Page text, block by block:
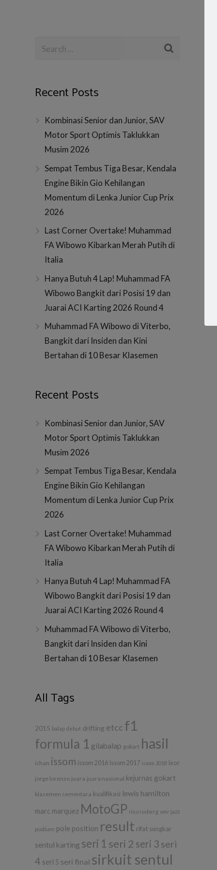
Recent Posts
Kombinasi Senior dan Junior, SAV
Motor Sport Optimis Taklukkan
Musim 2026
Sempat Tembus Tiga Besar, Kendala
Engine Bikin Gio Kehilangan
Momentum di Lenka Junior Cup Prix
2026
Last Corner Overtake! Muhammad
FA Wibowo Kibarkan Merah Putih di
Italia
Hanya Butuh 4 Lap! Muhammad FA
Wibowo Bangkit dari Posisi 19 dan
Juarai ACI Karting 2026 Round 4
Muhammad FA Wibowo di Viterbo,
Bangkit dari Insiden dan Kini
Bertahan di 10 Besar Klasemen
Recent Posts
Kombinasi Senior dan Junior, SAV
Motor Sport Optimis Taklukkan
Musim 2026
Sempat Tembus Tiga Besar, Kendala
Engine Bikin Gio Kehilangan
Momentum di Lenka Junior Cup Prix
2026
Last Corner Overtake! Muhammad
FA Wibowo Kibarkan Merah Putih di
Italia
Hanya Butuh 4 Lap! Muhammad FA
Wibowo Bangkit dari Posisi 19 dan
Juarai ACI Karting 2026 Round 4
Muhammad FA Wibowo di Viterbo,
Bangkit dari Insiden dan Kini
Bertahan di 10 Besar Klasemen
All Tags
2015 balap debut drifting etcc f1
formula 1 gilabalap gokart hasil
ichan issom issom 2016 issom 2017 issom 2018 ixor
jorge lorenzo juara juara nasional kejurnas gokart
klasemen sementara kualifikasi lewis hamilton
marc marquez MotoGP nico rosberg omr jazz
podium pole position result rifat sungkar
sentul karting seri 1 seri 2 seri 3 seri
4 seri 5 seri final sirkuit sentul